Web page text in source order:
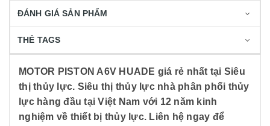
ĐÁNH GIÁ SẢN PHẨM
THẺ TAGS
MOTOR PISTON A6V HUADE giá rẻ nhất tại Siêu
thị thủy lực. Siêu thị thủy lực nhà phân phối thủy
lực hàng đầu tại Việt Nam với 12 năm kinh
nghiệm về thiết bị thủy lực. Liên hệ ngay để